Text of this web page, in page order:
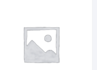
Cómo llegar